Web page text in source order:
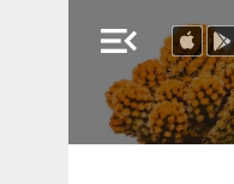
menu_open